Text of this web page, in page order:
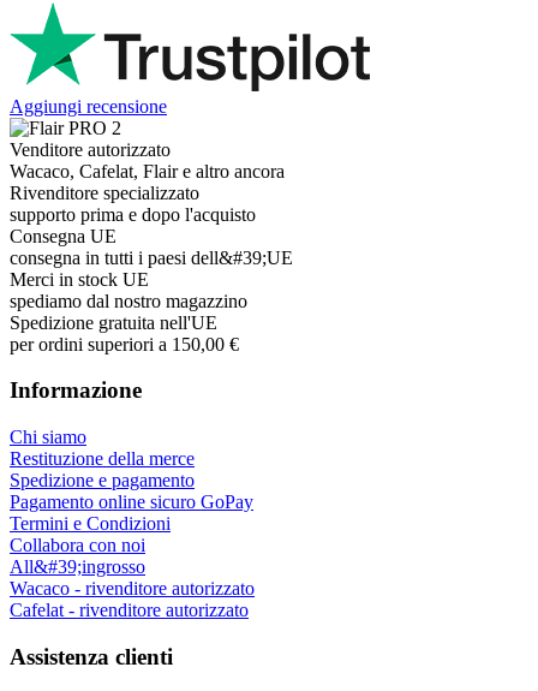
Aggiungi recensione
Venditore autorizzato
Wacaco, Cafelat, Flair e altro ancora
Rivenditore specializzato
supporto prima e dopo l'acquisto
Consegna UE
consegna in tutti i paesi dell&#39;UE
Merci in stock UE
spediamo dal nostro magazzino
Spedizione gratuita nell'UE
per ordini superiori a 150,00 €
Informazione
Chi siamo
Restituzione della merce
Spedizione e pagamento
Pagamento online sicuro GoPay
Termini e Condizioni
Collabora con noi
All&#39;ingrosso
Wacaco - rivenditore autorizzato
Cafelat - rivenditore autorizzato
Assistenza clienti